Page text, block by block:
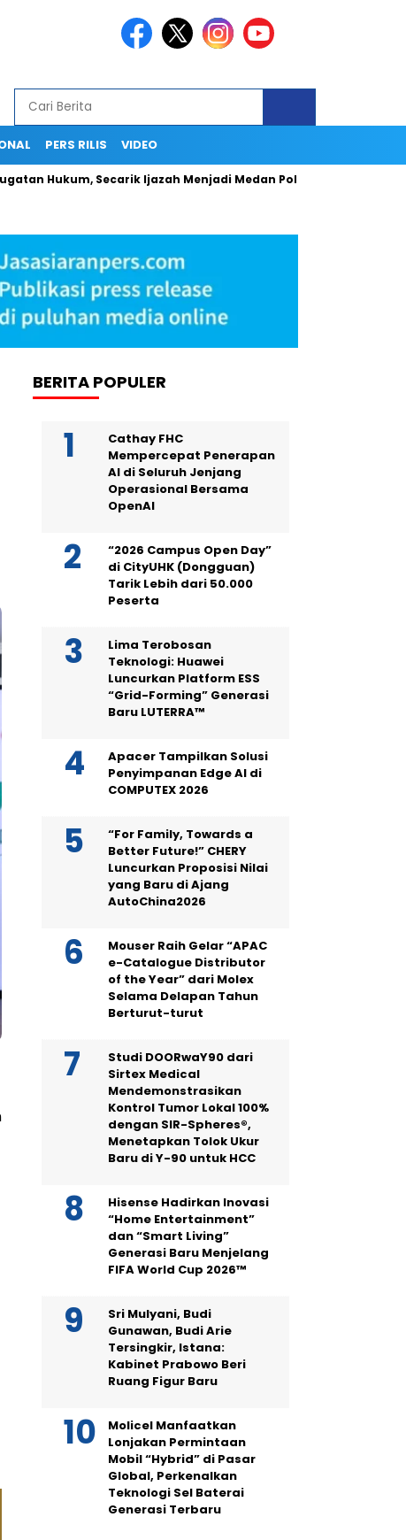
PERS RILIS VIDEO
Secarik Ijazah Menjadi Medan Politik yang Absurd
BERITA POPULER
Cathay FHC
Mempercepat Penerapan
AI di Seluruh Jenjang
Operasional Bersama
OpenAI
“2026 Campus Open Day”
di CityUHK (Dongguan)
Tarik Lebih dari 50.000
Peserta
Lima Terobosan
Teknologi: Huawei
Luncurkan Platform ESS
“Grid-Forming” Generasi
Baru LUTERRA™
Apacer Tampilkan Solusi
Penyimpanan Edge AI di
COMPUTEX 2026
“For Family, Towards a
Better Future!” CHERY
Luncurkan Proposisi Nilai
yang Baru di Ajang
AutoChina2026
Mouser Raih Gelar “APAC
e-Catalogue Distributor
of the Year” dari Molex
Selama Delapan Tahun
Berturut-turut
Studi DOORwaY90 dari
Sirtex Medical
Mendemonstrasikan
Kontrol Tumor Lokal 100%
dengan SIR-Spheres®,
Menetapkan Tolok Ukur
Baru di Y-90 untuk HCC
Hisense Hadirkan Inovasi
“Home Entertainment”
dan “Smart Living”
Generasi Baru Menjelang
FIFA World Cup 2026™
Sri Mulyani, Budi
Gunawan, Budi Arie
Tersingkir, Istana:
Kabinet Prabowo Beri
Ruang Figur Baru
Molicel Manfaatkan
Lonjakan Permintaan
Mobil “Hybrid” di Pasar
Global, Perkenalkan
Teknologi Sel Baterai
Generasi Terbaru